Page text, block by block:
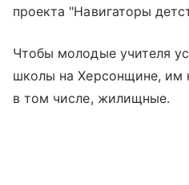
проекта "Навигаторы
Чтобы молодые учителя
школы на Херсонщине, им
в том числе, жилищные.